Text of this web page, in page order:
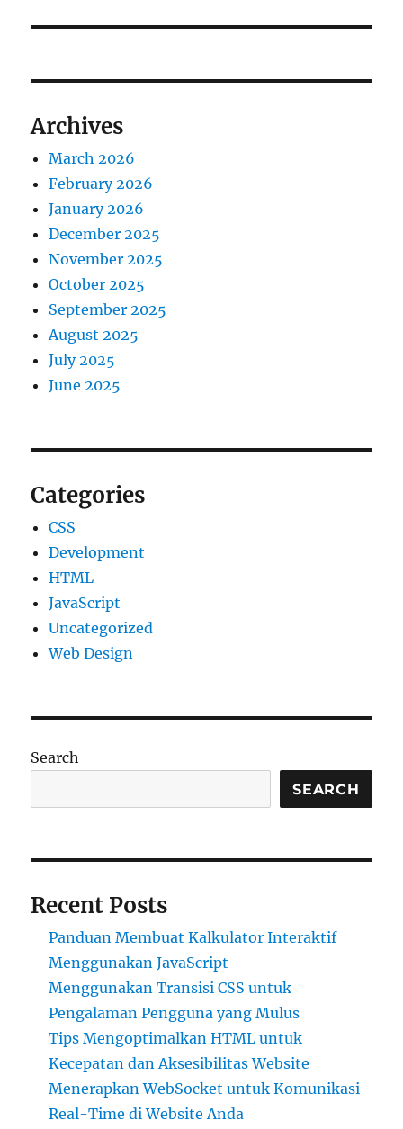
Archives
March 2026
February 2026
January 2026
December 2025
November 2025
October 2025
September 2025
August 2025
July 2025
June 2025
Categories
CSS
Development
HTML
JavaScript
Uncategorized
Web Design
Search
SEARCH
Recent Posts
Panduan Membuat Kalkulator Interaktif
Menggunakan JavaScript
Menggunakan Transisi CSS untuk
Pengalaman Pengguna yang Mulus
Tips Mengoptimalkan HTML untuk
Kecepatan dan Aksesibilitas Website
Menerapkan WebSocket untuk Komunikasi
Real-Time di Website Anda